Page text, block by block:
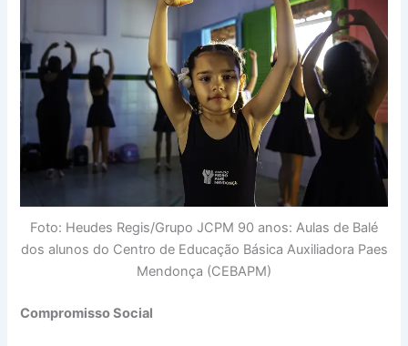
Foto: Heudes Regis/Grupo JCPM 90 anos: Aulas de Balé
dos alunos do Centro de Educação Básica Auxiliadora Paes
Mendonça (CEBAPM)
Compromisso Social